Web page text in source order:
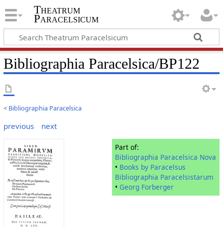
Theatrum
Paracelsicum
Bibliographia Paracelsica/BP122
< Bibliographia Paracelsica
previous next
Part of:
Bibliographia Paracelsica Nova
• Books by Paracelsus
Bibliographia Paracelsistarum
• Georg Forberger